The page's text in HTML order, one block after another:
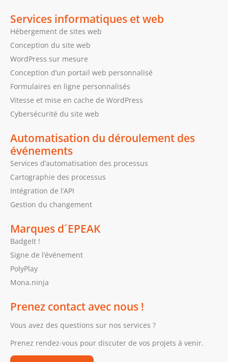
Services informatiques et web
Hébergement de sites web
Conception du site web
WordPress sur mesure
Conception d’un portail web personnalisé
Formulaires en ligne personnalisés
Vitesse et mise en cache de WordPress
Cybersécurité du site web
Automatisation du déroulement des
événements
Services d’automatisation des processus
Cartographie des processus
Intégration de l’API
Gestion du changement
Marques d´EPEAK
BadgeIt !
Signe de l’événement
PolyPlay
Mona.ninja
Prenez contact avec nous !
Vous avez des questions sur nos services ?
Prenez rendez-vous pour discuter de vos projets à venir.